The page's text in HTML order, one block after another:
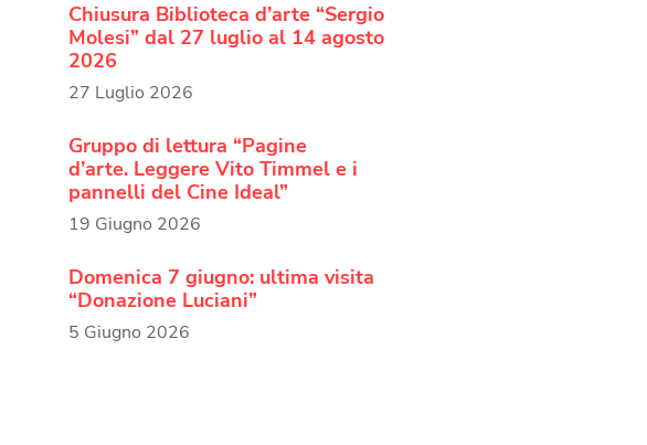
Chiusura Biblioteca d’arte “Sergio
Molesi” dal 27 luglio al 14 agosto
2026
27 Luglio 2026
Gruppo di lettura “Pagine
d’arte. Leggere Vito Timmel e i
pannelli del Cine Ideal”
19 Giugno 2026
Domenica 7 giugno: ultima visita
“Donazione Luciani”
5 Giugno 2026